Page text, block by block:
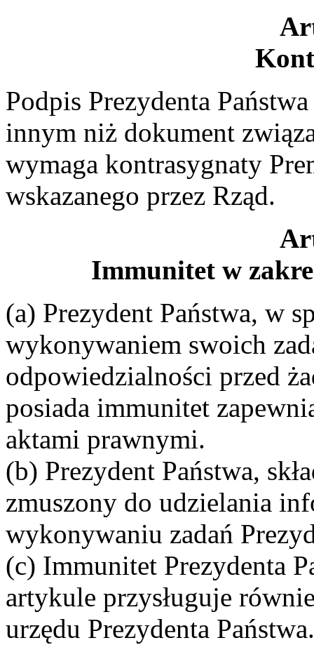
Podpis Prezydenta
innym niż dokument
wymaga kontrasygnaty
wskazanego przez Rząd.
Immunitet w
(a) Prezydent Państwa, w
wykonywaniem swoich
odpowiedzialności przed
posiada immunitet
aktami prawnymi.
(b) Prezydent Państwa,
zmuszony do udzielania
wykonywaniu zadań
(c) Immunitet Prezydenta
artykule przysługuje
urzędu Prezydenta Państwa.